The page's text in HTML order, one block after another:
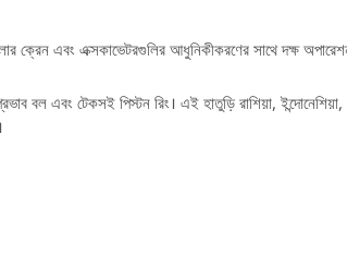
ক্রেন এবং এক্সকাভেটরগুলির আধুনিকীকরণের সাথে দক্ষ
বল এবং টেকসই পিস্টন রিং। এই হাতুড়ি রাশিয়া,